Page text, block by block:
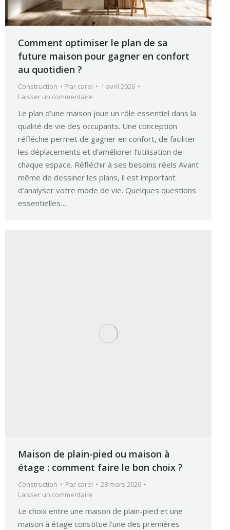
Comment optimiser le plan de sa
future maison pour gagner en confort
au quotidien ?
Construction Par carel
1 avril 2026
Laisser un commentaire
Le plan d’une maison joue un rôle essentiel dans la
qualité de vie des occupants. Une conception
réfléchie permet de gagner en confort, de faciliter
les déplacements et d’améliorer l’utilisation de
chaque espace. Réfléchir à ses besoins réels Avant
même de dessiner les plans, il est important
d’analyser votre mode de vie. Quelques questions
essentielles…
Maison de plain-pied ou maison à
étage : comment faire le bon choix ?
Construction Par carel
28 mars 2026
Laisser un commentaire
Le choix entre une maison de plain-pied et une
maison à étage constitue l’une des premières